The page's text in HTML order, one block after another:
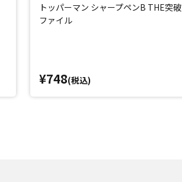
トッパーマン シャープペンB THE突破
ファイル
¥748(税込)